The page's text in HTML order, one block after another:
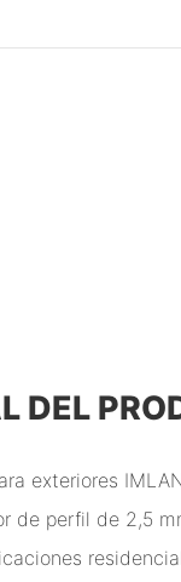
DEL
exteriores
de perfil de 2,5